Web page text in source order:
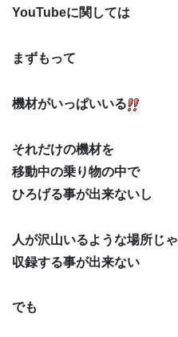
YouTubeに関しては
まずもって
機材がいっぱいいる
それだけの機材を
移動中の乗り物の中で
ひろげる事が出来ないし
人が沢山いるような場所じゃ
収録する事が出来ない
でも